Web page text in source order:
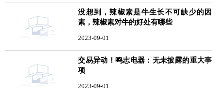
没想到，辣椒素是牛生长不可缺少的因
素，辣椒素对牛的好处有哪些
2023-09-01
交易异动！鸣志电器：无未披露的重大事
项
2023-09-01